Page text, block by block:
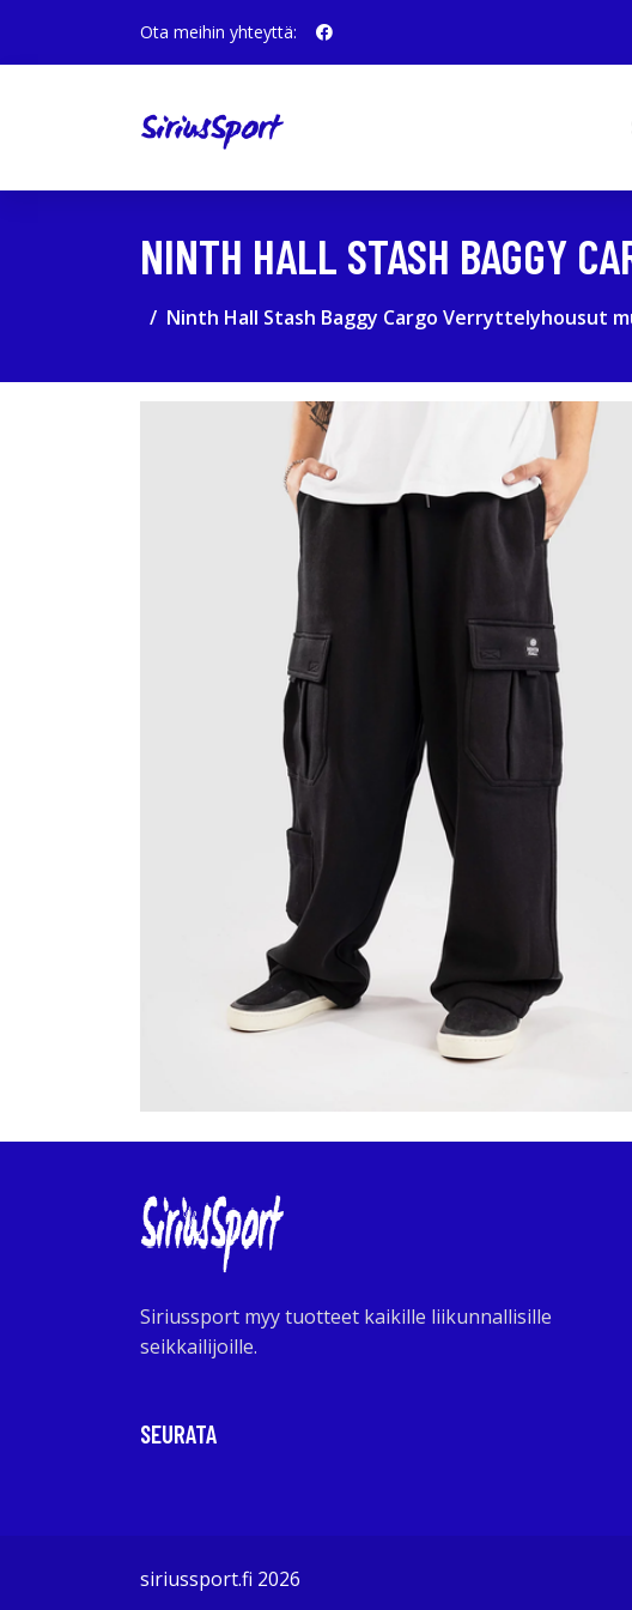
Ota meihin yhteyttä:
NINTH HALL STASH BAGGY
Ninth Hall Stash Baggy Cargo Verryttelyhousut
Siriussport myy tuotteet kaikille liikunnallisille
seikkailijoille.
SEURATA
siriussport.fi 2026